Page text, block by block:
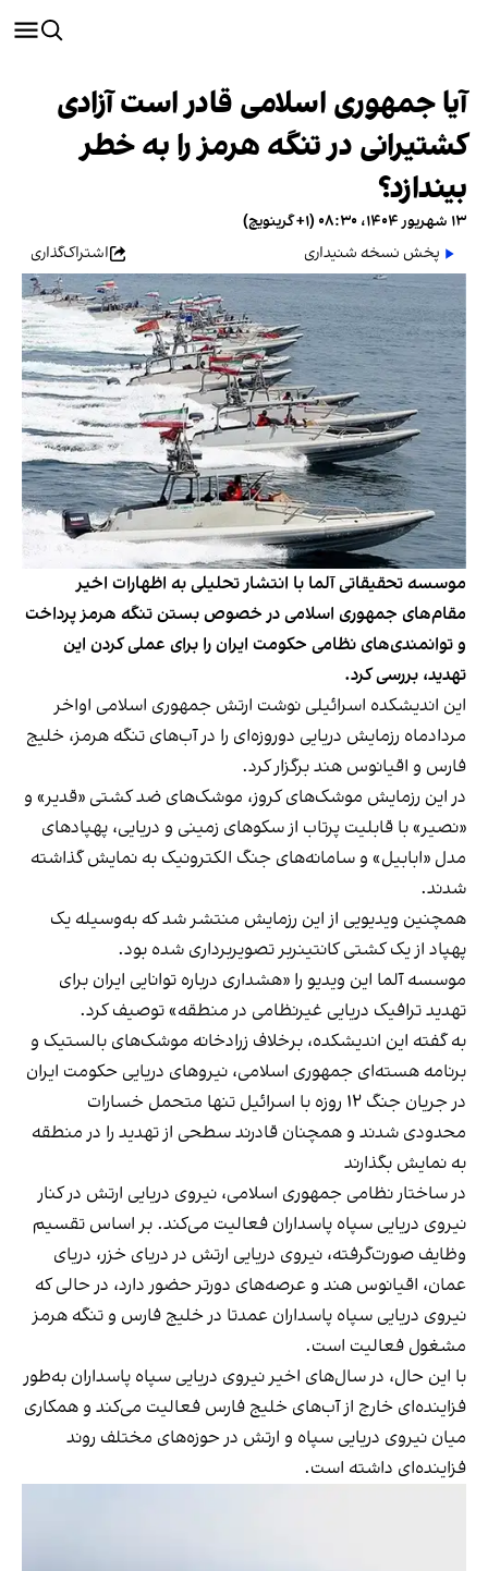
آیا جمهوری اسلامی قادر است آزادی
کشتیرانی در تنگه هرمز را به خطر
بیندازد؟
۱۳ شهریور ۱۴۰۴، ۰۸:۳۰ (‎+۱ گرینویچ)
پخش نسخه شنیداری
اشتراک‌گذاری
موسسه تحقیقاتی آلما با انتشار تحلیلی به اظهارات اخیر
مقام‌های جمهوری اسلامی در خصوص بستن تنگه هرمز پرداخت
و توانمندی‌های نظامی حکومت ایران را برای عملی کردن این
تهدید، بررسی کرد.
این اندیشکده اسرائیلی نوشت ارتش جمهوری اسلامی اواخر
مردادماه رزمایش دریایی دوروزه‌ای را در آب‌های تنگه هرمز، خلیج
فارس و اقیانوس هند برگزار کرد.
در این رزمایش موشک‌های کروز، موشک‌های ضد کشتی «قدیر» و
«نصیر» با قابلیت پرتاب از سکوهای زمینی و دریایی، پهپادهای
مدل «ابابیل» و سامانه‌های جنگ الکترونیک به نمایش گذاشته
شدند.
همچنین ویدیویی از این رزمایش منتشر شد که به‌وسیله یک
پهپاد از یک کشتی کانتینربر تصویربرداری شده بود.
موسسه آلما این ویدیو را «هشداری درباره توانایی ایران برای
تهدید ترافیک دریایی غیرنظامی در منطقه» توصیف کرد.
به گفته این اندیشکده، برخلاف زرادخانه موشک‌های بالستیک و
برنامه هسته‌ای جمهوری اسلامی، نیروهای دریایی حکومت ایران
در جریان جنگ ۱۲ روزه با اسرائیل تنها متحمل خسارات
محدودی شدند و همچنان قادرند سطحی از تهدید را در منطقه
به نمایش بگذارند
در ساختار نظامی جمهوری اسلامی، نیروی دریایی ارتش در کنار
نیروی دریایی سپاه پاسداران فعالیت می‌کند. بر اساس تقسیم
وظایف صورت‌گرفته، نیروی دریایی ارتش در دریای خزر، دریای
عمان، اقیانوس هند و عرصه‌های دورتر حضور دارد، در حالی که
نیروی دریایی سپاه پاسداران عمدتا در خلیج فارس و تنگه هرمز
مشغول فعالیت است.
با این حال، در سال‌های اخیر نیروی دریایی سپاه پاسداران به‌طور
فزاینده‌ای خارج از آب‌های خلیج فارس فعالیت می‌کند و همکاری
میان نیروی دریایی سپاه و ارتش در حوزه‌های مختلف روند
فزاینده‌ای داشته است.